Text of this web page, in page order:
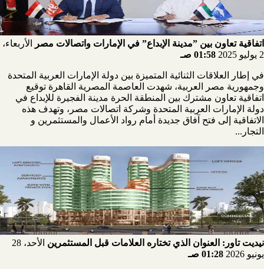
اتفاقية تعاون بين ”مدينة الإبداع” في الإمارات واتصالات مصر
الأربعاء،
2 يوليو 2025
01:58 صـ
في إطار العلاقات الثنائية المتميزة بين دولة الإمارات العربية المتحدة
وجمهورية مصر العربية، شهدت العاصمة المصرية القاهرة توقيع
اتفاقية تعاون مشترك بين المنطقة الحرة مدينة الفجيرة للإبداع في
دولة الإمارات العربية المتحدة وشركة اتصالات مصر، وتهدف هذه
الاتفاقية إلى فتح آفاق جديدة أمام رواد الأعمال والمستثمرين و
التجار...
نيديت تاور: العنوان الذي تختاره العلامات قبل المستثمرين
الأحد، 28
يونيو 2026
01:28 صـ